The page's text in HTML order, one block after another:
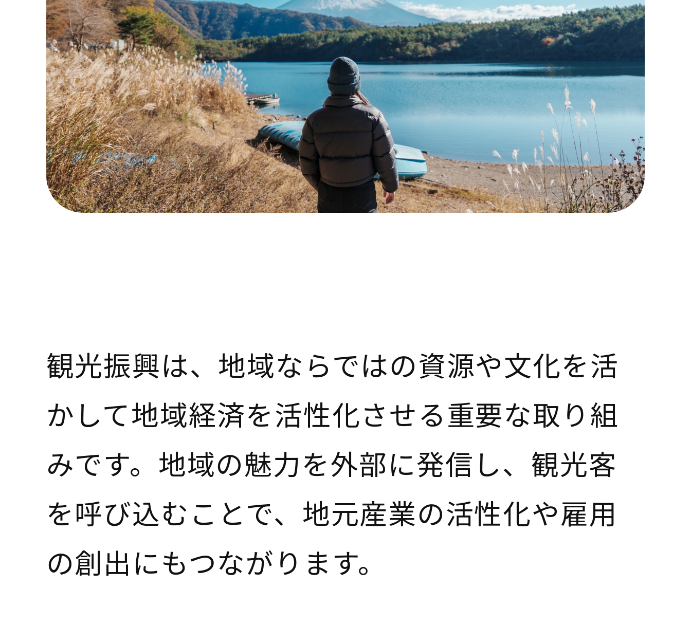
観光振興は、地域ならではの資源や文化を活
かして地域経済を活性化させる重要な取り組
みです。地域の魅力を外部に発信し、観光客
を呼び込むことで、地元産業の活性化や雇用
の創出にもつながります。